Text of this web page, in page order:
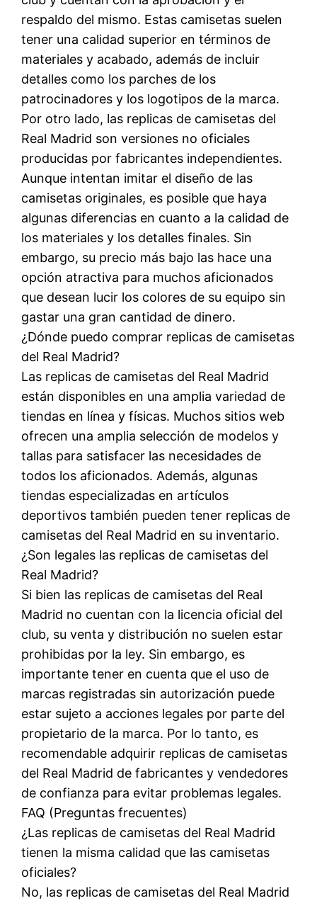
respaldo del mismo. Estas camisetas suelen
tener una calidad superior en términos de
materiales y acabado, además de incluir
detalles como los parches de los
patrocinadores y los logotipos de la marca.
Por otro lado, las replicas de camisetas del
Real Madrid son versiones no oficiales
producidas por fabricantes independientes.
Aunque intentan imitar el diseño de las
camisetas originales, es posible que haya
algunas diferencias en cuanto a la calidad de
los materiales y los detalles finales. Sin
embargo, su precio más bajo las hace una
opción atractiva para muchos aficionados
que desean lucir los colores de su equipo sin
gastar una gran cantidad de dinero.
¿Dónde puedo comprar replicas de camisetas
del Real Madrid?
Las replicas de camisetas del Real Madrid
están disponibles en una amplia variedad de
tiendas en línea y físicas. Muchos sitios web
ofrecen una amplia selección de modelos y
tallas para satisfacer las necesidades de
todos los aficionados. Además, algunas
tiendas especializadas en artículos
deportivos también pueden tener replicas de
camisetas del Real Madrid en su inventario.
¿Son legales las replicas de camisetas del
Real Madrid?
Si bien las replicas de camisetas del Real
Madrid no cuentan con la licencia oficial del
club, su venta y distribución no suelen estar
prohibidas por la ley. Sin embargo, es
importante tener en cuenta que el uso de
marcas registradas sin autorización puede
estar sujeto a acciones legales por parte del
propietario de la marca. Por lo tanto, es
recomendable adquirir replicas de camisetas
del Real Madrid de fabricantes y vendedores
de confianza para evitar problemas legales.
FAQ (Preguntas frecuentes)
¿Las replicas de camisetas del Real Madrid
tienen la misma calidad que las camisetas
oficiales?
No, las replicas de camisetas del Real Madrid